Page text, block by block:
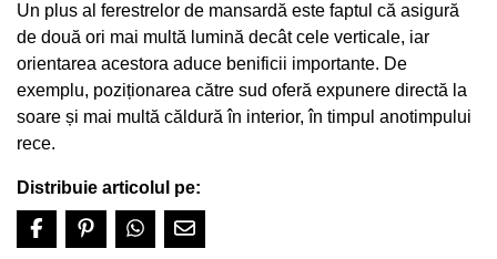
Un plus al ferestrelor de mansardă este faptul că asigură
de două ori mai multă lumină decât cele verticale, iar
orientarea acestora aduce benificii importante. De
exemplu, poziționarea către sud oferă expunere directă la
soare și mai multă căldură în interior, în timpul anotimpului
rece.
Distribuie articolul pe: